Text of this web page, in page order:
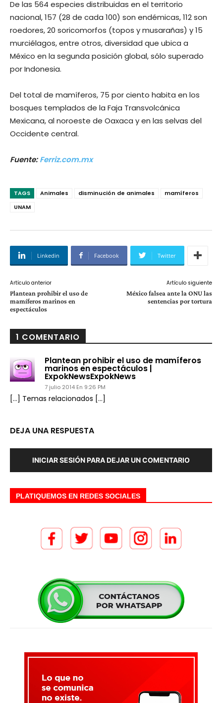
De las 564 especies distribuidas en el territorio
nacional, 157 (28 de cada 100) son endémicas, 112 son
roedores, 20 soricomorfos (topos y musarañas) y 15
murciélagos, entre otros, diversidad que ubica a
México en la segunda posición global, sólo superado
por Indonesia.
Del total de mamíferos, 75 por ciento habita en los
bosques templados de la Faja Transvolcánica
Mexicana, al noroeste de Oaxaca y en las selvas del
Occidente central.
Fuente:Ferriz.com.mx
TAGS Animales disminución de animales
mamíferos
UNAM
Linkedin Facebook Twitter
Artículo anterior
Plantean prohibir el uso de
mamíferos marinos en
espectáculos
Artículo siguiente
México falsea ante la ONU las
sentencias por tortura
1 COMENTARIO
Plantean prohibir el uso de mamíferos
marinos en espectáculos |
ExpokNewsExpokNews
7 julio 2014 En 9:26 PM
[…] Temas relacionados […]
DEJA UNA RESPUESTA
INICIAR SESIÓN PARA DEJAR UN COMENTARIO
PLATIQUEMOS EN REDES SOCIALES